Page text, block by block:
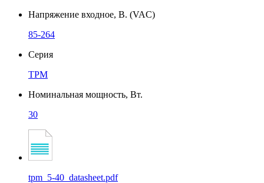
Напряжение входное, В. (VAC)
85-264
Серия
TPM
Номинальная мощность, Вт.
30
tpm_5-40_datasheet.pdf